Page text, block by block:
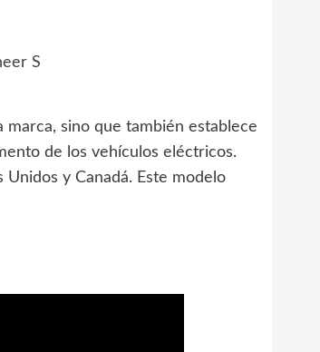
marca, sino que también establece
de los vehículos eléctricos.
y Canadá. Este modelo